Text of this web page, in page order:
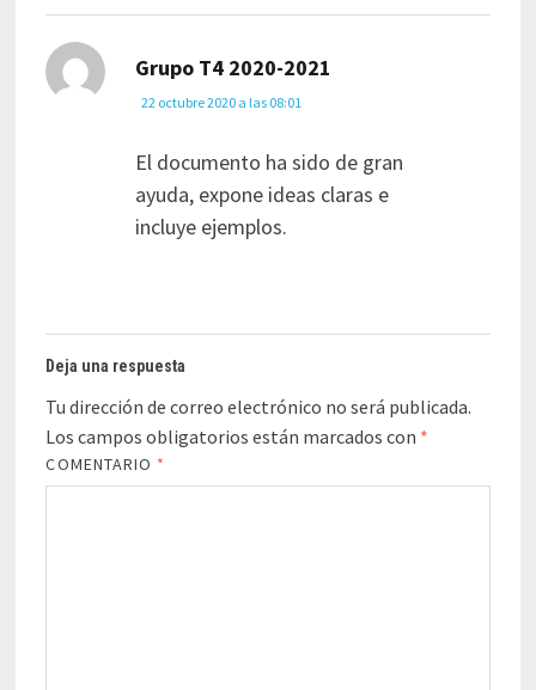
Grupo T4 2020-2021
22 octubre 2020 a las 08:01
El documento ha sido de gran
ayuda, expone ideas claras e
incluye ejemplos.
Deja una respuesta
Tu dirección de correo electrónico no será publicada.
Los campos obligatorios están marcados con *
COMENTARIO *